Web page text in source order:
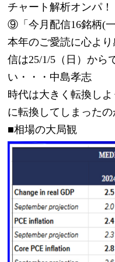
チャート解析オンパ！
⑨「今月配信16銘柄(
本年のご愛読に心よ
信は25/1/5（日）から
い・・・中島孝志
時代は大きく転換し
に転換してしまったの
■相場の大局観